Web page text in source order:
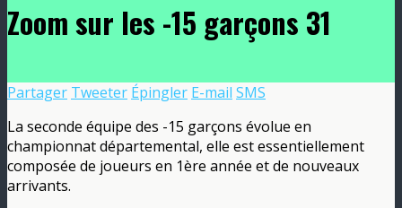
Zoom sur les -15 garçons 31
Partager Tweeter Épingler E-mail SMS
La seconde équipe des -15 garçons évolue en
championnat départemental, elle est essentiellement
composée de joueurs en 1ère année et de nouveaux
arrivants.